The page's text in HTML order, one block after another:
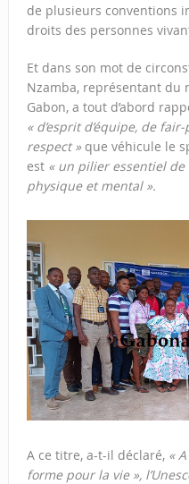
de plusieurs conventions
droits des personnes
Et dans son mot de
Nzamba, représentant du
Gabon, a tout d’abord
« d’esprit d’équipe, de
respect » que véhicule le
est « un pilier essentiel
physique et mental ».
A ce titre, a-t-il déclaré, «
forme pour la vie »,